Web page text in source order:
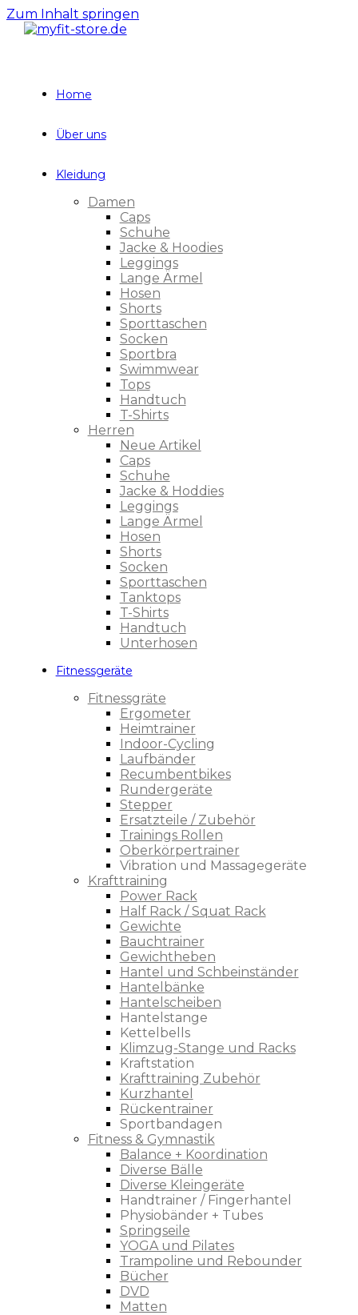
Zum Inhalt springen
Home
Über uns
Kleidung
Damen
Caps
Schuhe
Jacke & Hoodies
Leggings
Lange Ärmel
Hosen
Shorts
Sporttaschen
Socken
Sportbra
Swimmwear
Tops
Handtuch
T-Shirts
Herren
Neue Artikel
Caps
Schuhe
Jacke & Hoddies
Leggings
Lange Ärmel
Hosen
Shorts
Socken
Sporttaschen
Tanktops
T-Shirts
Handtuch
Unterhosen
Fitnessgeräte
Fitnessgräte
Ergometer
Heimtrainer
Indoor-Cycling
Laufbänder
Recumbentbikes
Rundergeräte
Stepper
Ersatzteile / Zubehör
Trainings Rollen
Oberkörpertrainer
Vibration und Massagegeräte
Krafttraining
Power Rack
Half Rack / Squat Rack
Gewichte
Bauchtrainer
Gewichtheben
Hantel und Schbeinständer
Hantelbänke
Hantelscheiben
Hantelstange
Kettelbells
Klimzug-Stange und Racks
Kraftstation
Krafttraining Zubehör
Kurzhantel
Rückentrainer
Sportbandagen
Fitness & Gymnastik
Balance + Koordination
Diverse Bälle
Diverse Kleingeräte
Handtrainer / Fingerhantel
Physiobänder + Tubes
Springseile
YOGA und Pilates
Trampoline und Rebounder
Bücher
DVD
Matten